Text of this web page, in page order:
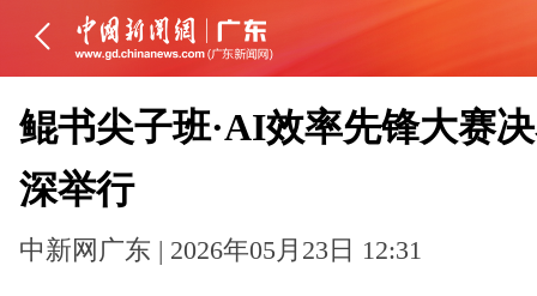
鲲书尖子班·AI效率先锋大赛
深举行
中新网广东 | 2026年05月23日 12:31